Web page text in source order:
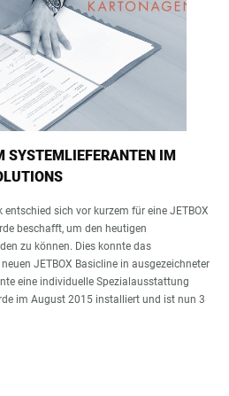
IM
sich vor kurzem für eine JETBOX
beschafft, um den heutigen
zu können. Dies konnte das
JETBOX Basicline in ausgezeichneter
eine individuelle Spezialausstattung
im August 2015 installiert und ist nun 3